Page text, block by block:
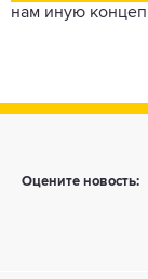
нам иную
Оцените новость:
100
1 2